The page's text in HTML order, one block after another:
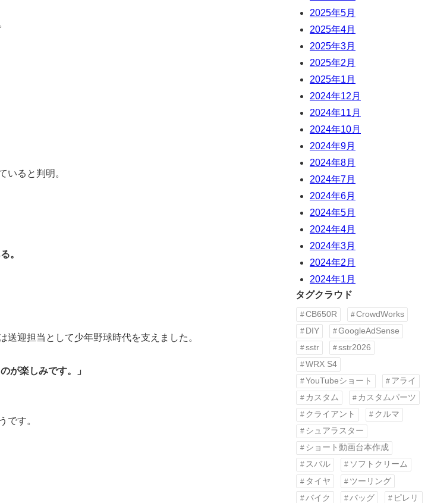
いると判明。
。
迎担当として少年野球時代を支えました。
が楽しみです。」
です。
2025年5月
2025年4月
2025年3月
2025年2月
2025年1月
2024年12月
2024年11月
2024年10月
2024年9月
2024年8月
2024年7月
2024年6月
2024年5月
2024年4月
2024年3月
2024年2月
2024年1月
タグクラウド
CB650R
CrowdWorks
DIY
GoogleAdSense
sstr
sstr2026
WRX S4
YouTubeショート
アライ
カスタム
カスタムパーツ
クライアント
クルマ
シュアラスター
ショート動画台本作成
スバル
ソフトクリーム
タイヤ
ツーリング
バイク
バッグ
ピレリ